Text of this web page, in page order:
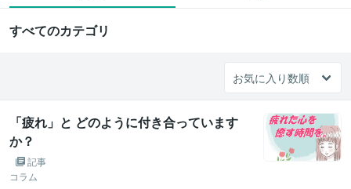
すべてのカテゴリ
「疲れ」と どのように付き合っています
か？
記事
コラム